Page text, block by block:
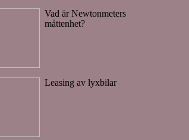
Vad är Newtonmeters
måttenhet?
Leasing av lyxbilar